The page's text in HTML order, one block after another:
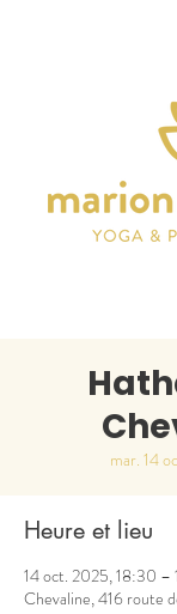
mar. 14
Heure et lieu
14 oct. 2025, 18:30 –
Chevaline, 416 route